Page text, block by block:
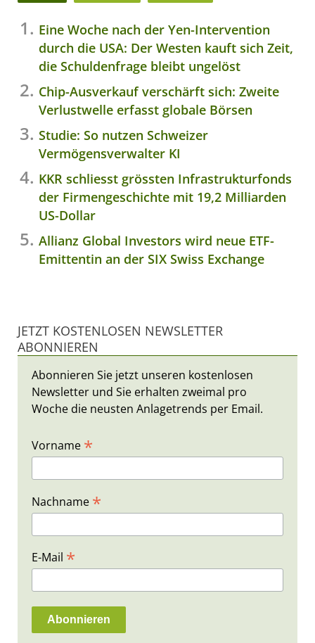
Eine Woche nach der Yen-Intervention
durch die USA: Der Westen kauft sich Zeit,
die Schuldenfrage bleibt ungelöst
Chip-Ausverkauf verschärft sich: Zweite
Verlustwelle erfasst globale Börsen
Studie: So nutzen Schweizer
Vermögensverwalter KI
KKR schliesst grössten Infrastrukturfonds
der Firmengeschichte mit 19,2 Milliarden
US-Dollar
Allianz Global Investors wird neue ETF-
Emittentin an der SIX Swiss Exchange
JETZT KOSTENLOSEN NEWSLETTER
ABONNIEREN
Abonnieren Sie jetzt unseren kostenlosen
Newsletter und Sie erhalten zweimal pro
Woche die neusten Anlagetrends per Email.
Vorname *
Nachname *
E-Mail *